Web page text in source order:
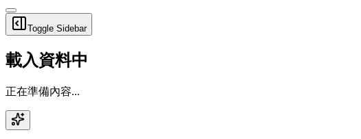
Toggle Sidebar
載入資料中
正在準備內容...